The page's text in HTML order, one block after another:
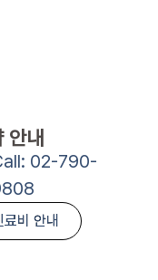
안내
02-790-
료비 안내